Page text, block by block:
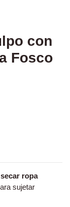
con
Fosco
ropa
sujetar